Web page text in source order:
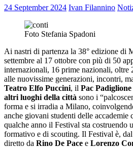
24 September 2024 Ivan Filannino
Foto Stefania Spadoni
Ai nastri di partenza la 38° edizione di
settembre al 17 ottobre con più di 50
internazionali, 16 prime nazionali, oltre
alle nuovissime generazioni, incontri,
Teatro Elfo Puccini, il Pac
altri luoghi della città sono i
forma e si irradia a Milano,
anche giovani studenti delle accademie
qualche anno il Festival sta costruendo
formativo e di scouting. Il Festival è,
diretto da Rino De Pace e Lorenzo